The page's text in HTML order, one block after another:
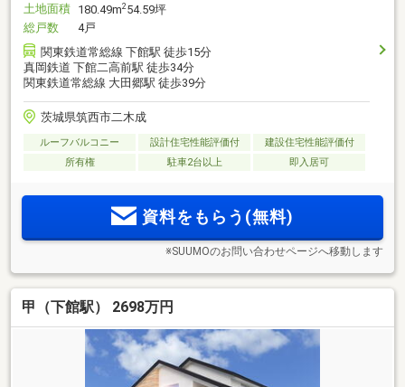
土地面積 180.49m2 54.59坪
総戸数
4戸
関東鉄道常総線 下館駅 徒歩15分
真岡鉄道 下館二高前駅 徒歩34分
関東鉄道常総線 大田郷駅 徒歩39分
茨城県筑西市二木成
ルーフバルコニー 設計住宅性能評価付
建設住宅性能評価付
所有権
駐車2台以上 即入居可
資料をもらう(無料)
※SUUMOのお問い合わせページへ移動します
甲（下館駅） 2698万円